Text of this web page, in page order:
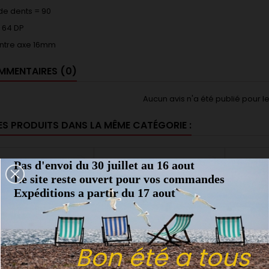
dents = 90
DP
axe 16mm
(0)
Aucun avis n'a été publié pour
PRODUITS DANS LA MÊME CATÉGORIE :
favorite_border
Bon été a tous
Pas d'envoi du 30 juillet au 16 aout
Le site reste ouvert pour vos commandes
Expéditions a partir du 17 aout